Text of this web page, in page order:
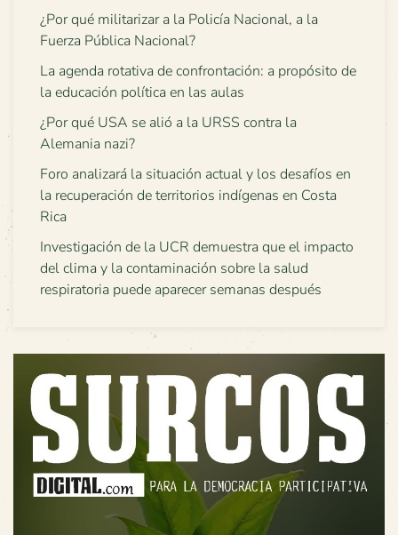
¿Por qué militarizar a la Policía Nacional, a la
Fuerza Pública Nacional?
La agenda rotativa de confrontación: a propósito de
la educación política en las aulas
¿Por qué USA se alió a la URSS contra la
Alemania nazi?
Foro analizará la situación actual y los desafíos en
la recuperación de territorios indígenas en Costa
Rica
Investigación de la UCR demuestra que el impacto
del clima y la contaminación sobre la salud
respiratoria puede aparecer semanas después